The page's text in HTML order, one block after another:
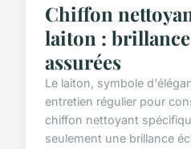
Chiffon
laiton :
assurées
Le laiton, symbole
entretien régulier pour
chiffon nettoyant
seulement une brillance